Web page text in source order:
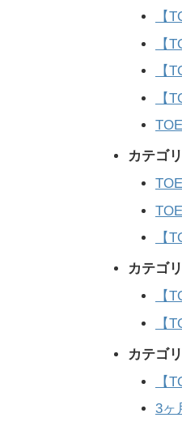
【
【
【
【
カテゴ
【
カテゴ
【
【
カテゴ
【
3ヶ